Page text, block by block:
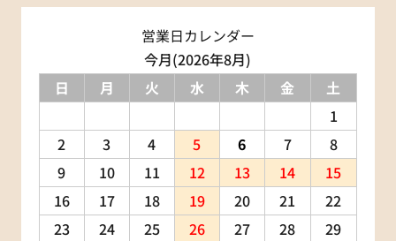
営業日カレンダー
今月(2026年8月)
日
月 火 水 木 金
土
1
2
3 4 5 6 7
8
9
10 11 12 13 14
15
16
17 18 19 20 21
22
23
24 25 26 27 28
29